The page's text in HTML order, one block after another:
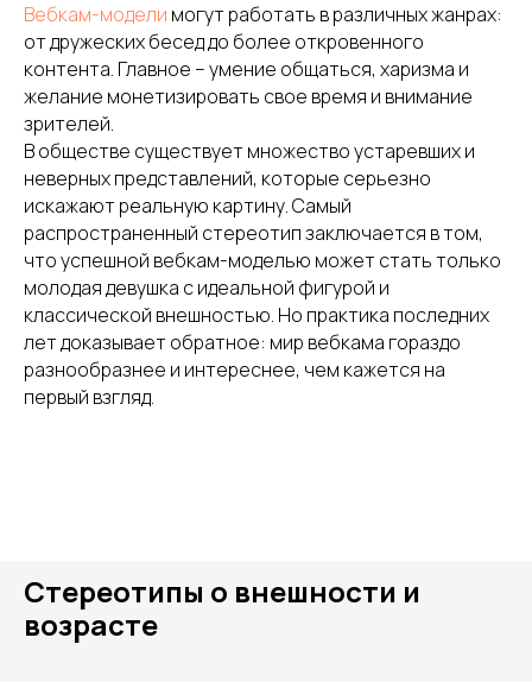
Вебкам-модели могут работать в различных жанрах:
от дружеских бесед до более откровенного
контента. Главное – умение общаться, харизма и
желание монетизировать свое время и внимание
зрителей.
В обществе существует множество устаревших и
неверных представлений, которые серьезно
искажают реальную картину. Самый
распространенный стереотип заключается в том,
что успешной вебкам-моделью может стать только
молодая девушка с идеальной фигурой и
классической внешностью. Но практика последних
лет доказывает обратное: мир вебкама гораздо
разнообразнее и интереснее, чем кажется на
первый взгляд.
Стереотипы о внешности и
возрасте